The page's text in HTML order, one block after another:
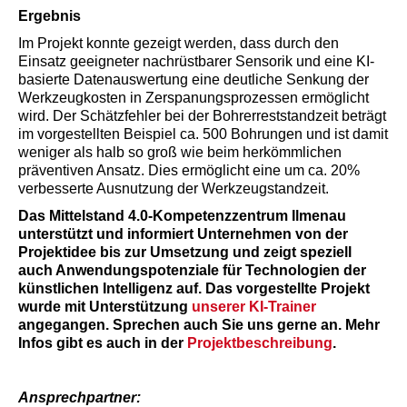
Ergebnis
Im Projekt konnte gezeigt werden, dass durch den
Einsatz geeigneter nachrüstbarer Sensorik und eine KI-
basierte Datenauswertung eine deutliche Senkung der
Werkzeugkosten in Zerspanungsprozessen ermöglicht
wird. Der Schätzfehler bei der Bohrerreststandzeit beträgt
im vorgestellten Beispiel ca. 500 Bohrungen und ist damit
weniger als halb so groß wie beim herkömmlichen
präventiven Ansatz. Dies ermöglicht eine um ca. 20%
verbesserte Ausnutzung der Werkzeugstandzeit.
Das Mittelstand 4.0-Kompetenzzentrum Ilmenau
unterstützt und informiert Unternehmen von der
Projektidee bis zur Umsetzung und zeigt speziell
auch Anwendungspotenziale für Technologien der
künstlichen Intelligenz auf. Das vorgestellte Projekt
wurde mit Unterstützung unserer KI-Trainer
angegangen. Sprechen auch Sie uns gerne an. Mehr
Infos gibt es auch in der Projektbeschreibung.
Ansprechpartner: